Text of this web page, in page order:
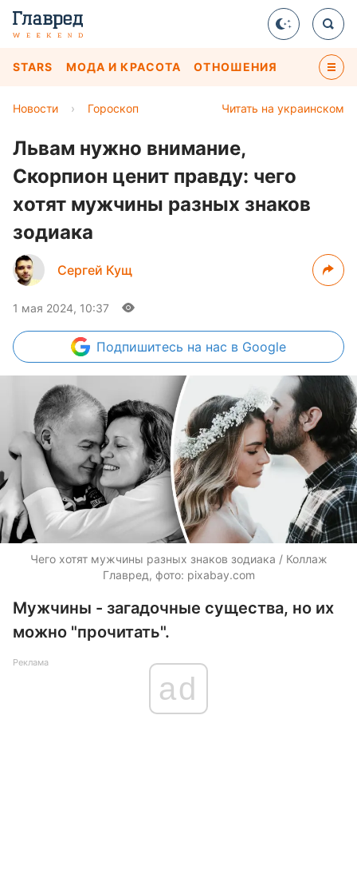
STARS МОДА И КРАСОТА ОТНОШЕНИЯ
Читать на украинском
Новости › Гороскоп
Львам нужно внимание,
Скорпион ценит правду: чего
хотят мужчины разных знаков
зодиака
Сергей Кущ
1 мая 2024, 10:37
Подпишитесь на нас в Google
Чего хотят мужчины разных знаков зодиака / Коллаж
Главред, фото: pixabay.com
Мужчины - загадочные существа, но их
можно "прочитать".
Реклама
ad